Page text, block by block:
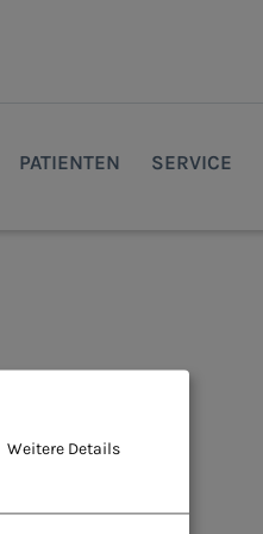
PATIENTEN SERVICE
Weitere Details